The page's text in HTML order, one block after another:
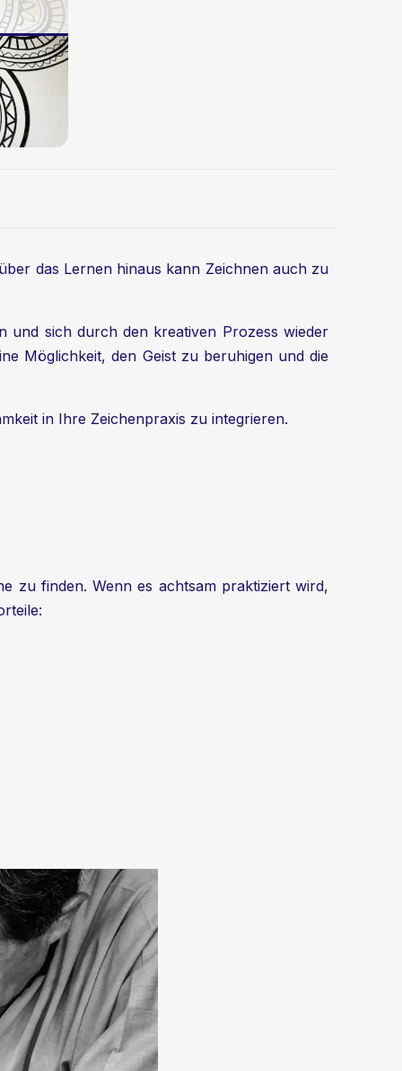
das Lernen hinaus kann Zeichnen auch zu
und sich durch den kreativen Prozess wieder
Möglichkeit, den Geist zu beruhigen und die
in Ihre Zeichenpraxis zu integrieren.
zu finden. Wenn es achtsam praktiziert wird,